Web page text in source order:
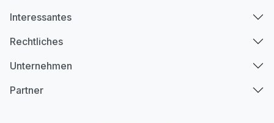
Interessantes
Rechtliches
Unternehmen
Partner